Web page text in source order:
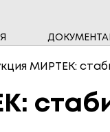
МИРТЕК: